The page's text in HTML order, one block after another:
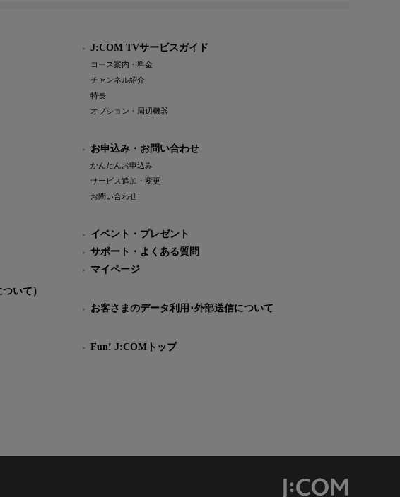
いて）
J:COM TVサービスガイド
コース案内・料金
チャンネル紹介
特長
オプション・周辺機器
お申込み・お問い合わせ
かんたんお申込み
サービス追加・変更
お問い合わせ
イベント・プレゼント
サポート・よくある質問
マイページ
お客さまのデータ利用･外部送信について
Fun! J:COMトップ